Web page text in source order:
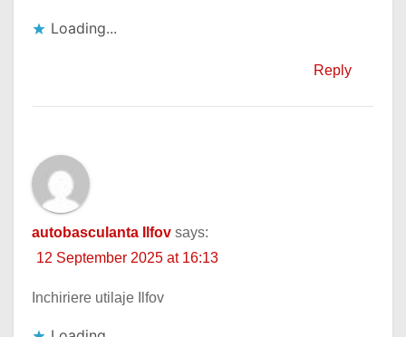
Loading...
Reply
autobasculanta Ilfov says:
12 September 2025 at 16:13
Inchiriere utilaje Ilfov